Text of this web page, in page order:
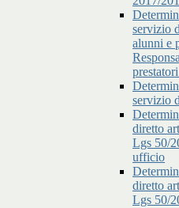
servizio
alunni e
servizio
diretto
Lgs 50/
ufficio
diretto
Lgs 50/